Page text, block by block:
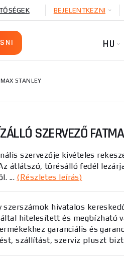
BEJELENTKEZNI
HU
STANLEY
SZERVEZŐ
szervezője kivételes
átlátszó, törésálló fedél
... (Részletes leírás)
szerszámok hivatalos
hitelesített és megbízható
garanciális és
szállítást, szerviz pluszt